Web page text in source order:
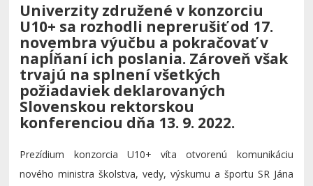
Univerzity združené v konzorciu
U10+ sa rozhodli neprerušiť od 17.
novembra výučbu a pokračovať v
napĺňaní ich poslania. Zároveň však
trvajú na splnení všetkých
požiadaviek deklarovaných
Slovenskou rektorskou
konferenciou dňa 13. 9. 2022.
Prezídium konzorcia U10+ víta otvorenú komunikáciu
nového ministra školstva, vedy, výskumu a športu SR Jána